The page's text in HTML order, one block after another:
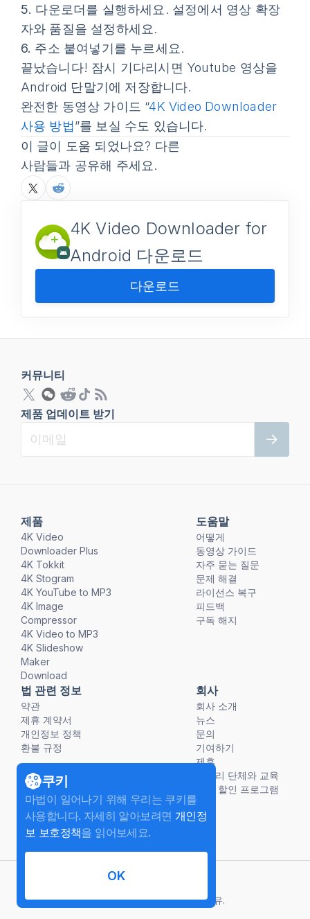
5. 다운로더를 실행하세요. 설정에서 영상 확장
자와 품질을 설정하세요.
6. 주소 붙여넣기를 누르세요.
끝났습니다! 잠시 기다리시면 Youtube 영상을
Android 단말기에 저장합니다.
완전한 동영상 가이드 “4K Video Downloader
사용 방법”를 보실 수도 있습니다.
이 글이 도움 되었나요? 다른
사람들과 공유해 주세요.
4K Video Downloader for
Android 다운로드
다운로드
제품
4K Video
Downloader Plus
4K Tokkit
4K Stogram
4K YouTube to MP3
4K Image
Compressor
4K Video to MP3
4K Slideshow
Maker
Download
도움말
어떻게
동영상 가이드
자주 묻는 질문
문제 해결
라이선스 복구
피드백
구독 해지
법 관련 정보
약관
제휴 계약서
개인정보 정책
환불 규정
회사
회사 소개
뉴스
문의
기여하기
제휴
비영리 단체와 교육
단체 할인 프로그램
커뮤니티
제품 업데이트 받기
©2026InterPromo GMBH. 모든 권리 보유.
쿠키
마법이 일어나기 위해 우리는 쿠키를
사용합니다. 자세히 알아보려면 개인정
보 보호정책을 읽어보세요.
OK